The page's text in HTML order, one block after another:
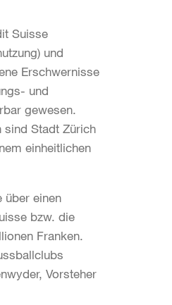
Suisse
und
Erschwernisse
und
gewesen.
sind Stadt Zürich
einheitlichen
über einen
bzw. die
Franken.
Vorsteher